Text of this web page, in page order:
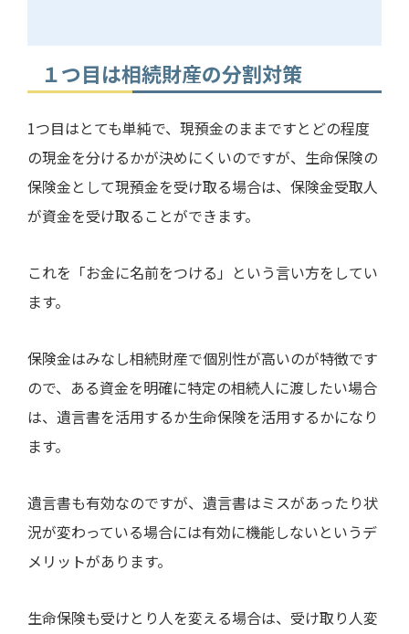
１つ目は相続財産の分割対策
1つ目はとても単純で、現預金のままですとどの程度
の現金を分けるかが決めにくいのですが、生命保険の
保険金として現預金を受け取る場合は、保険金受取人
が資金を受け取ることができます。
これを「お金に名前をつける」という言い方をしてい
ます。
保険金はみなし相続財産で個別性が高いのが特徴です
ので、ある資金を明確に特定の相続人に渡したい場合
は、遺言書を活用するか生命保険を活用するかになり
ます。
遺言書も有効なのですが、遺言書はミスがあったり状
況が変わっている場合には有効に機能しないというデ
メリットがあります。
生命保険も受けとり人を変える場合は、受け取り人変